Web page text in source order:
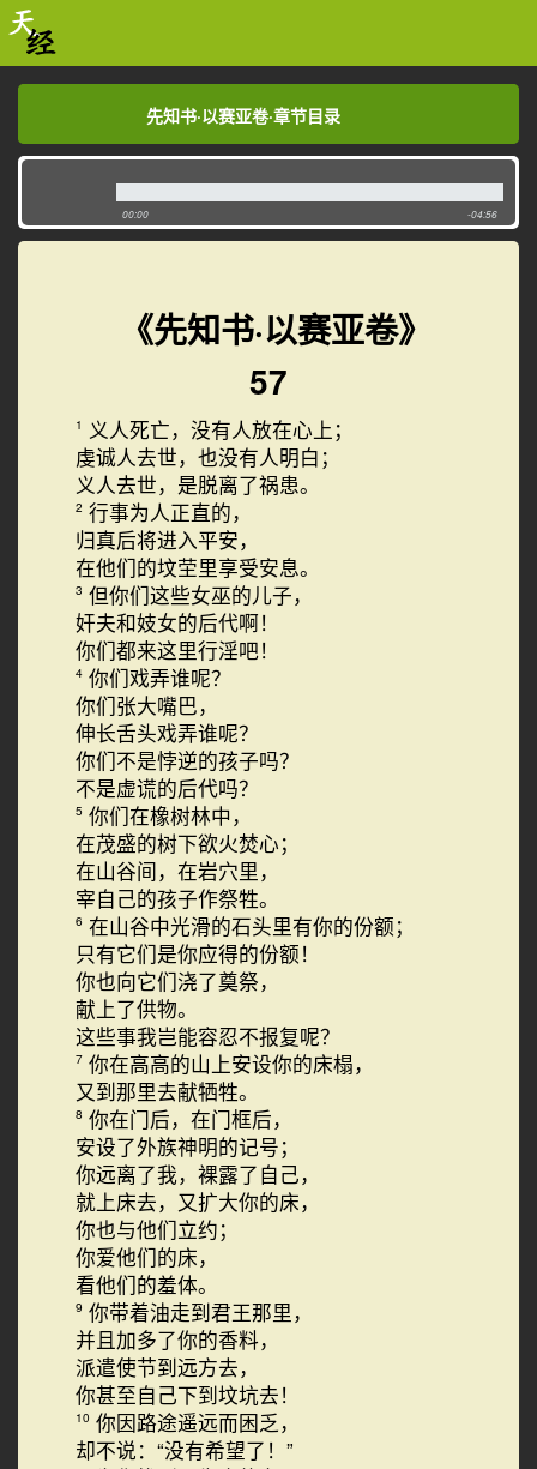
先知书·以赛亚卷·章节目录
先知书·以赛亚卷·章节目录
00:00 -04:56
《先知书·以赛亚卷》
57
1 义人死亡，没有人放在心上；
虔诚人去世，也没有人明白；
义人去世，是脱离了祸患。
2 行事为人正直的，
归真后将进入平安，
在他们的坟茔里享受安息。
3 但你们这些女巫的儿子，
奸夫和妓女的后代啊！
你们都来这里行淫吧！
4 你们戏弄谁呢？
你们张大嘴巴，
伸长舌头戏弄谁呢？
你们不是悖逆的孩子吗？
不是虚谎的后代吗？
5 你们在橡树林中，
在茂盛的树下欲火焚心；
在山谷间，在岩穴里，
宰自己的孩子作祭牲。
6 在山谷中光滑的石头里有你的份额；
只有它们是你应得的份额！
你也向它们浇了奠祭，
献上了供物。
这些事我岂能容忍不报复呢？
7 你在高高的山上安设你的床榻，
又到那里去献牺牲。
8 你在门后，在门框后，
安设了外族神明的记号；
你远离了我，裸露了自己，
就上床去，又扩大你的床，
你也与他们立约；
你爱他们的床，
看他们的羞体。
9 你带着油走到君王那里，
并且加多了你的香料，
派遣使节到远方去，
你甚至自己下到坟坑去！
10 你因路途遥远而困乏，
却不说：“没有希望了！”